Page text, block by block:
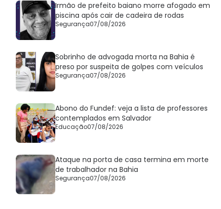
Irmão de prefeito baiano morre afogado em
piscina após cair de cadeira de rodas
Segurança07/08/2026
Sobrinho de advogada morta na Bahia é
preso por suspeita de golpes com veículos
Segurança07/08/2026
Abono do Fundef: veja a lista de professores
contemplados em Salvador
Educação07/08/2026
Ataque na porta de casa termina em morte
de trabalhador na Bahia
Segurança07/08/2026